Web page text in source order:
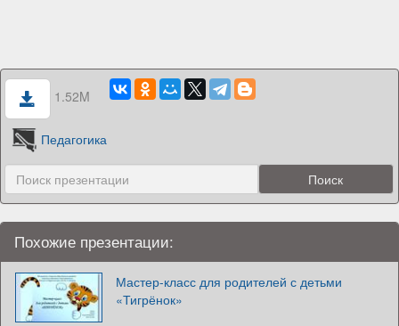
1.52M
Педагогика
Похожие презентации:
Мастер-класс для родителей с детьми
«Тигрёнок»